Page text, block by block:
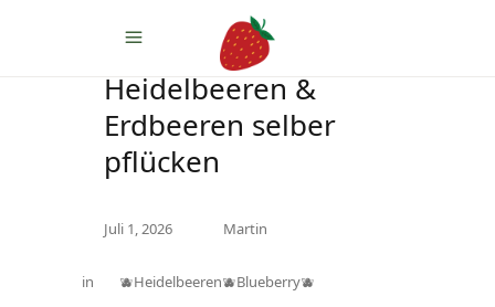
Heidelbeeren &
Erdbeeren selber
pflücken
Juli 1, 2026 Martin
in 🫐Heidelbeeren🫐Blueberry🫐